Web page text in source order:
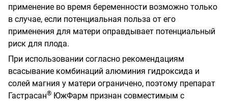
применение во время беременности возможно только
в случае, если потенциальная польза от его
применения для матери оправдывает потенциальный
риск для плода.
При использовании согласно рекомендациям
всасывание комбинаций алюминия гидроксида и
солей магния у матери ограничено, поэтому препарат
Гастрасан® ЮжФарм признан совместимым с